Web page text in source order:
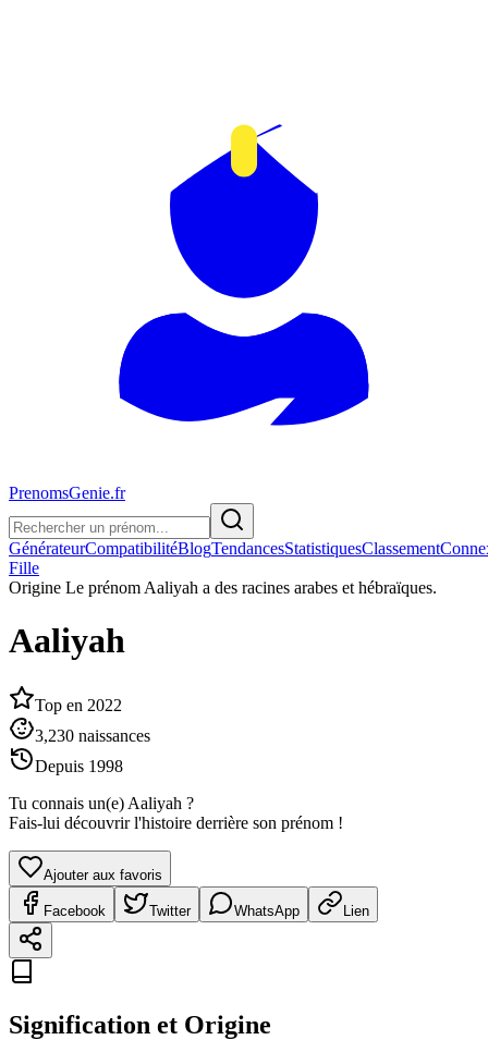
PrenomsGenie.fr
GénérateurCompatibilitéBlogTendancesStatistiquesClassement
Fille
Origine Le prénom Aaliyah a des racines arabes et hébraïques.
Aaliyah
Top en 2022
3,230 naissances
Depuis 1998
Tu connais un(e) Aaliyah ?
Fais-lui découvrir l'histoire derrière son prénom !
Ajouter aux favoris
Facebook Twitter WhatsApp Lien
Signification et Origine